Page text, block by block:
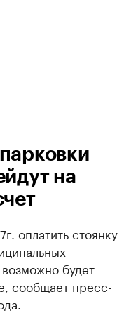
на
оплатить стоянку
будет
сообщает пресс-